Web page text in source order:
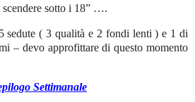
sotto i 18” ….
sedute ( 3 qualità e 2 fondi lenti ) e 1 di
– devo approfittare di questo momento
Settimanale